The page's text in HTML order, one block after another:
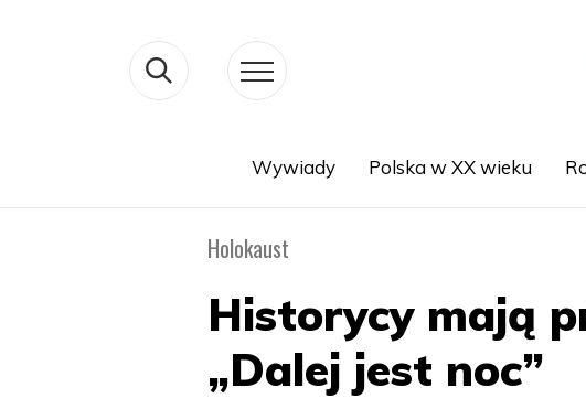
Wywiady Polska w XX wieku
Holokaust
Historycy mają
„Dalej jest noc”